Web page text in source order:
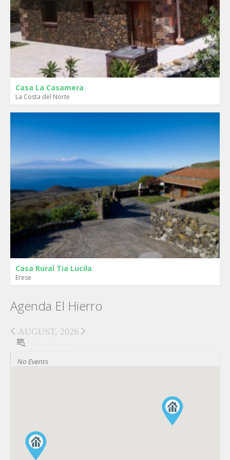
Casa La Casamera
La Costa del Norte
Casa Rural Tia Lucila
Erese
Agenda El Hierro
AUGUST, 2026
No Events